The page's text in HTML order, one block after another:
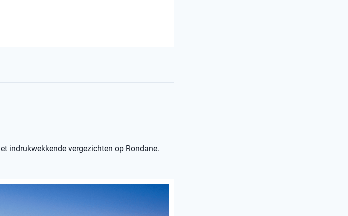
indrukwekkende vergezichten op Rondane.